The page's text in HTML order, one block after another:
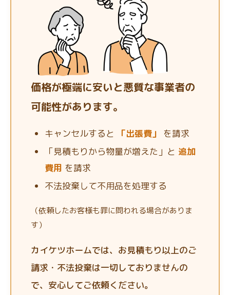
価格が極端に安いと悪質な事業者の
可能性があります。
キャンセルすると 「出張費」
を請求
「見積もりから物量が増えた」と 追加
費用 を請求
不法投棄して不用品を処理する
（依頼したお客様も罪に問われる場合がありま
す）
カイケツホームでは、お見積もり以上のご
請求・不法投棄は一切しておりませんの
で、安心してご依頼ください。